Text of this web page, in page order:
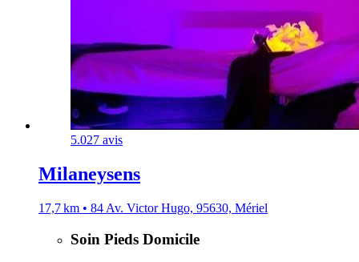
5.027 avis
Milaneysens
17,7 km • 84 Av. Victor Hugo, 95630, Mériel
Soin Pieds Domicile